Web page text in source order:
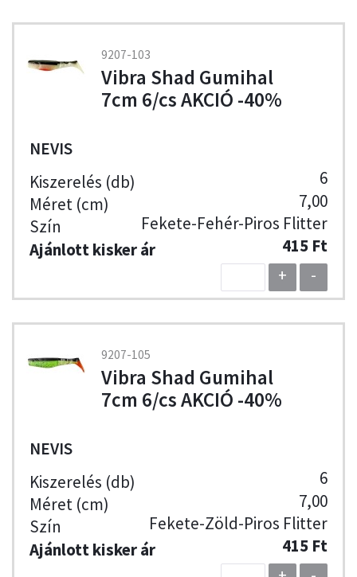
9207-103
Vibra Shad Gumihal
7cm 6/cs AKCIÓ -40%
NEVIS
6
7,00
Fekete-Fehér-Piros Flitter
415 Ft
+
-
9207-105
Vibra Shad Gumihal
7cm 6/cs AKCIÓ -40%
NEVIS
6
7,00
Fekete-Zöld-Piros Flitter
415 Ft